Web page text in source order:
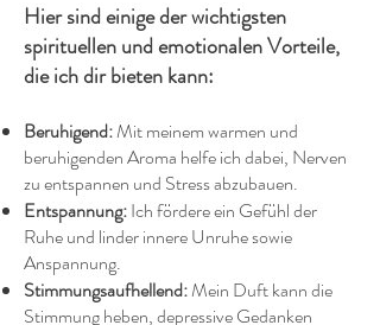
Hier sind einige der wichtigsten
spirituellen und emotionalen Vorteile,
die ich dir bieten kann:
Beruhigend:Mit meinem warmen und
beruhigenden Aroma helfe ich dabei, Nerven
zu entspannen und Stress abzubauen.​
Entspannung:Ich fördere ein Gefühl der
Ruhe und linder innere Unruhe sowie
Anspannung.​
Stimmungsaufhellend:Mein Duft kann die
Stimmung heben, depressive Gedanken